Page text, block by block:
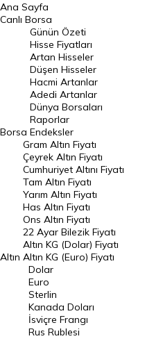
BIST 100 Hisseleri
En Çok Artan Hisseler
En Çok Düşen Hisseler
Hacmi Artanlar
Geçmiş Kapanışlar
Dünya Borsaları
Raporlar
Endeksler
DÖVİZ
Döviz Kuru
Dolar Kuru
Euro Kuru
Pound Kuru
Frank Kuru
Riyal Kuru
Ana Sayfa
Canlı Borsa
Borsa
Günün Özeti
Hisse Fiyatları
Artan Hisseler
Düşen Hisseler
Hacmi Artanlar
Adedi Artanlar
Dünya Borsaları
Raporlar
Endeksler
Altın
Gram Altın Fiyatı
Çeyrek Altın Fiyatı
Cumhuriyet Altını Fiyatı
Tam Altın Fiyatı
Yarım Altın Fiyatı
Has Altın Fiyatı
Ons Altın Fiyatı
22 Ayar Bilezik Fiyatı
Altın KG (Dolar) Fiyatı
Altın KG (Euro) Fiyatı
Dolar
Euro
Sterlin
Kanada Doları
İsviçre Frangı
Rus Rublesi